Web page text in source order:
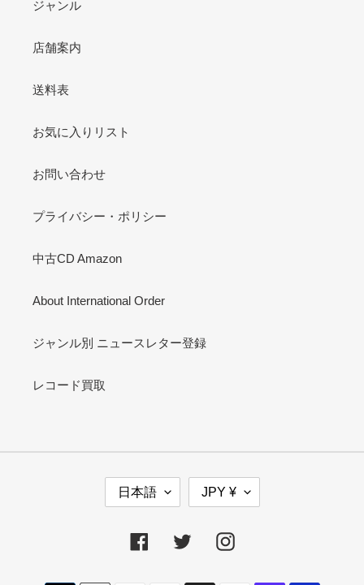
ジャンル
店舗案内
送料表
お気に入りリスト
お問い合わせ
プライバシー・ポリシー
中古CD Amazon
About International Order
ジャンル別 ニュースレター登録
レコード買取
言
語
日本語
通
貨
JPY ¥
FacebookTwitter Instagram